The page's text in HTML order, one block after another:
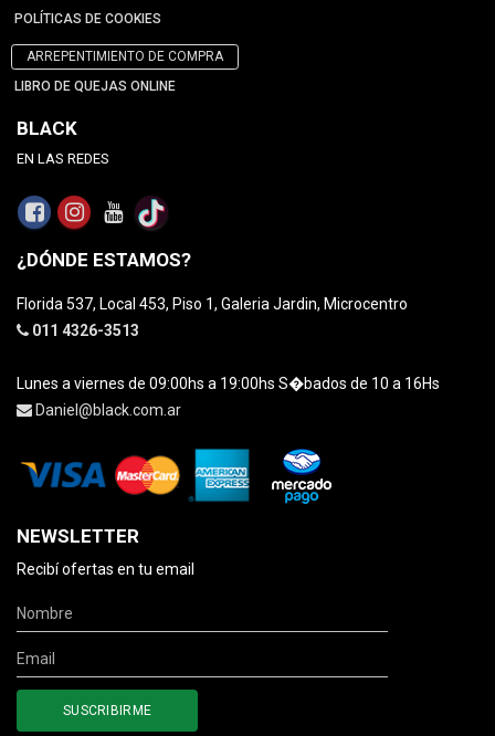
POLÍTICAS DE COOKIES
ARREPENTIMIENTO DE COMPRA
LIBRO DE QUEJAS ONLINE
BLACK
EN LAS REDES
¿DÓNDE ESTAMOS?
Florida 537, Local 453, Piso 1, Galeria Jardin, Microcentro
011 4326-3513
Lunes a viernes de 09:00hs a 19:00hs S�bados de 10 a 16Hs
Daniel@black.com.ar
NEWSLETTER
Recibí ofertas en tu email